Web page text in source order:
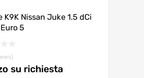
K9K Nissan Juke 1.5 dCi
5
su richiesta